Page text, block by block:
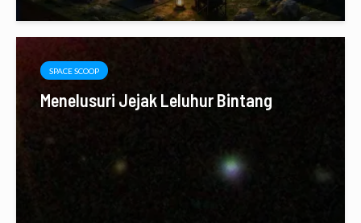
SPACE SCOOP
Menelusuri Jejak Leluhur Bintang